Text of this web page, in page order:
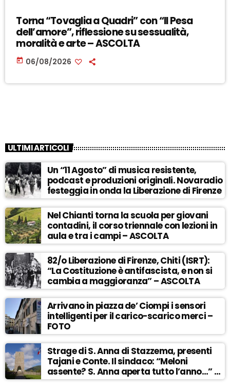
Torna “Tovaglia a Quadri” con “Il Pesa
dell’amore”, riflessione su sessualità,
moralità e arte – ASCOLTA
today 06/08/2026
ULTIMI ARTICOLI
Un “11 Agosto” di musica resistente,
podcast e produzioni originali. Novaradio
festeggia in onda la Liberazione di Firenze
Nel Chianti torna la scuola per giovani
contadini, il corso triennale con lezioni in
aula e tra i campi – ASCOLTA
82/o Liberazione di Firenze, Chiti (ISRT):
“La Costituzione è antifascista, e non si
cambia a maggioranza” – ASCOLTA
Arrivano in piazza de’ Ciompi i sensori
intelligenti per il carico-scarico merci –
FOTO
Strage di S. Anna di Stazzema, presenti
Tajani e Conte. Il sindaco: “Meloni
assente? S. Anna aperta tutto l’anno…” –
ASCOLTA